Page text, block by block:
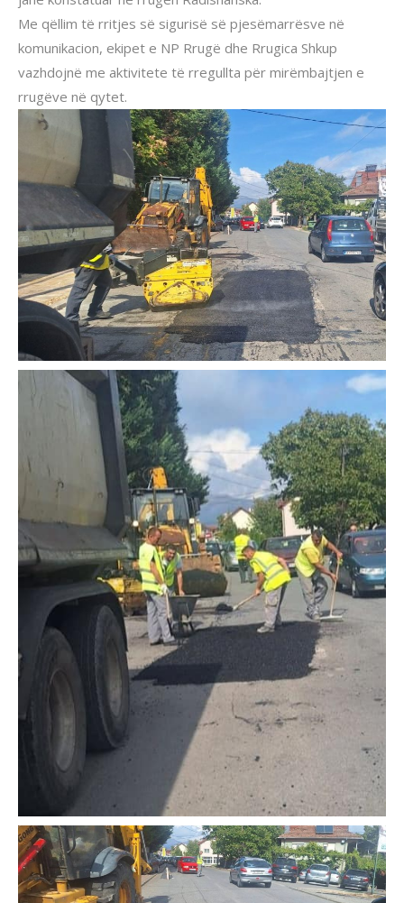
Me qëllim të rritjes së sigurisë së pjesëmarrësve në
komunikacion, ekipet e NP Rrugë dhe Rrugica Shkup
vazhdojnë me aktivitete të rregullta për mirëmbajtjen e
rrugëve në qytet.